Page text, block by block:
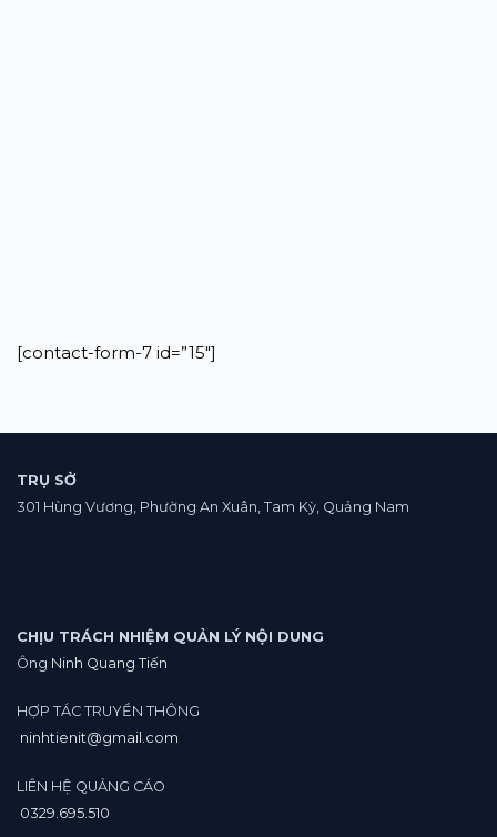
[contact-form-7 id=”15″]
TRỤ SỞ
301 Hùng Vương, Phường An Xuân, Tam Kỳ, Quảng Nam
CHỊU TRÁCH NHIỆM QUẢN LÝ NỘI DUNG
Ông Ninh Quang Tiến
HỢP TÁC TRUYỀN THÔNG
ninhtienit@gmail.com
LIÊN HỆ QUẢNG CÁO
0329.695.510